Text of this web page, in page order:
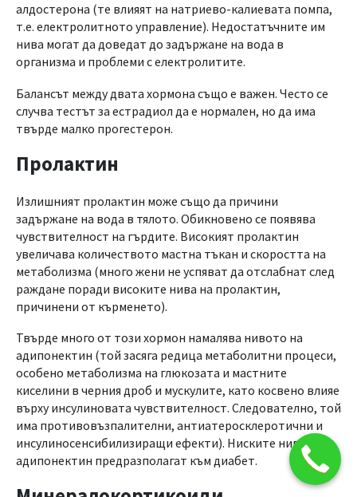
алдостерона (те влияят на натриево-калиевата помпа,
т.е. електролитното управление). Недостатъчните им
нива могат да доведат до задържане на вода в
организма и проблеми с електролитите.
Балансът между двата хормона също е важен. Често се
случва тестът за естрадиол да е нормален, но да има
твърде малко прогестерон.
Пролактин
Излишният пролактин може също да причини
задържане на вода в тялото. Обикновено се появява
чувствителност на гърдите. Високият пролактин
увеличава количеството мастна тъкан и скоростта на
метаболизма (много жени не успяват да отслабнат след
раждане поради високите нива на пролактин,
причинени от кърменето).
Твърде много от този хормон намалява нивото на
адипонектин (той засяга редица метаболитни процеси,
особено метаболизма на глюкозата и мастните
киселини в черния дроб и мускулите, като косвено влияе
върху инсулиновата чувствителност. Следователно, той
има противовъзпалителни, антиатеросклеротични и
инсулиносенсибилизиращи ефекти). Ниските нива на
адипонектин предразполагат към диабет.